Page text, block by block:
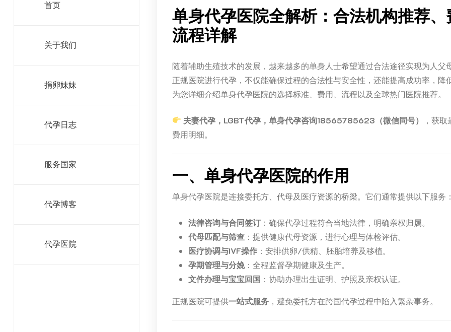
首页
关于我们
捐卵妹妹
代孕日志
服务国家
代孕博客
代孕医院
单身代孕医院全解析：合法机构推荐、
流程详解
随着辅助生殖技术的发展，越来越多的单身人士希望通过合法途径实现为人父
正规医院进行代孕，不仅能确保过程的合法性与安全性，还能提高成功率，降
为您详细介绍单身代孕医院的选择标准、费用、流程以及全球热门医院推荐。
夫妻代孕，LGBT代孕，单身代孕咨询18565785623（微信同号）
，获
费用明细。
一、单身代孕医院的作用
单身代孕医院是连接委托方、代母及医疗资源的桥梁。它们通常提供以下服务：
法律咨询与合同签订：确保代孕过程符合当地法律，明确亲权归属。
代母匹配与筛查：提供健康代母资源，进行心理与体检评估。
医疗协调与IVF操作：安排供卵/供精、胚胎培养及移植。
孕期管理与分娩：全程监督孕期健康及生产。
文件办理与宝宝回国 ：协助办理出生证明、护照及亲权认证。
正规医院可提供一站式服务，避免委托方在跨国代孕过程中陷入繁杂事务。